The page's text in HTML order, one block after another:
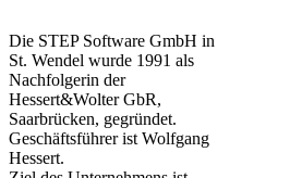
Die STEP Software GmbH in
St. Wendel wurde 1991 als
Nachfolgerin der
Hessert&Wolter GbR,
Saarbrücken, gegründet.
Geschäftsführer ist Wolfgang
Hessert.